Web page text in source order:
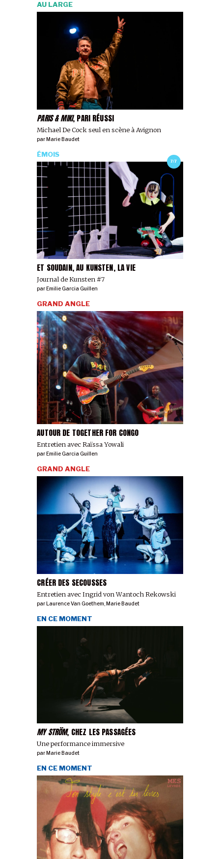
PARIS & MIKI, PARI RÉUSSI
Michael De Cock seul en scène à Avignon
AU LARGE
parMarie Baudet
7/7
ET SOUDAIN, AU KUNSTEN, LA VIE
Journal de Kunsten #7
ÉMOIS
parEmilie Garcia Guillen
AUTOUR DE TOGETHER FOR CONGO
Entretien avec Raïssa Yowali
GRAND ANGLE
par Emilie Garcia Guillen
CRÉER DES SECOUSSES
Entretien avec Ingrid von Wantoch Rekowski
GRAND ANGLE
parLaurence Van Goethem,Marie Baudet
MY STRÖM, CHEZ LES PASSAGÉES
Une performance immersive
EN CE MOMENT
parMarie Baudet
EN CE MOMENT